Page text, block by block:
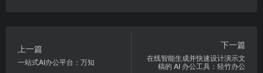
上一篇
一站式AI办公平台：万知
下一篇
在线智能生成并快速设计演示文
稿的 AI 办公工具：轻竹办公